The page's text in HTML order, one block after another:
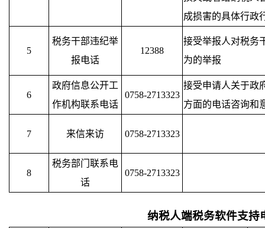
成损害的具体行政
5
税务干部违纪举
报电话
12388
接受举报人对税务
为的举报
6
政府信息公开工
作机构联系电话
0758-2713323
接受申请人关于政
方面的电话咨询和
7 来信来访 0758-2713323
8
税务部门联系电
话
0758-2713323
纳税人端税务软件支持